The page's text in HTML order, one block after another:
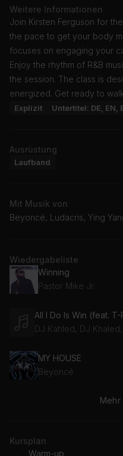
Weitere Informationen
Join Kirsten Ferguson for
the pace to get your body
focuses on engaging your
Enjoy the rhythm of R&B
the session. The class is
energized. Get ready to
Explizit Untertitel: DE, EN,
Ausrüstung
Laufband
Mit Musik von
Beyoncé, Ludacris, Ying
Wiedergabeliste
Winning
Pastor Mike Jr.
MY HOUSE
Beyoncé
MOVE (feat. Grace
Ride (Clean Version)
Kursplan
Warm-up